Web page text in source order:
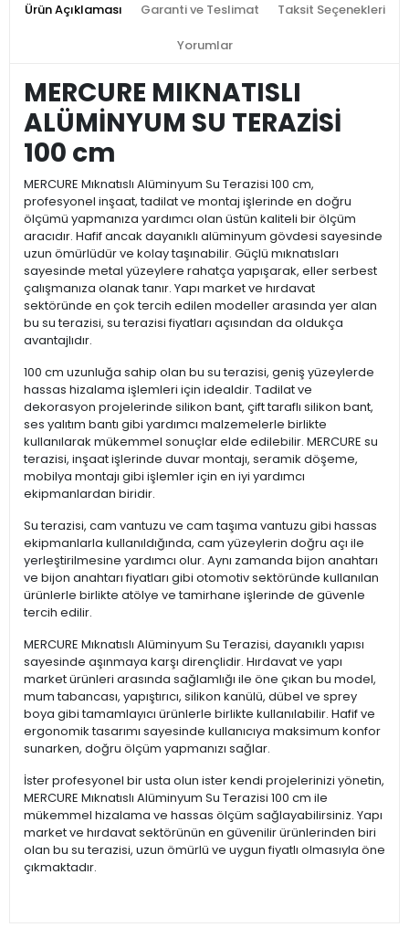
Ürün Açıklaması Garanti ve Teslimat Taksit Seçenekleri
Yorumlar
MERCURE MIKNATISLI
ALÜMİNYUM SU TERAZİSİ
100 cm
MERCURE Mıknatıslı Alüminyum Su Terazisi 100 cm,
profesyonel inşaat, tadilat ve montaj işlerinde en doğru
ölçümü yapmanıza yardımcı olan üstün kaliteli bir ölçüm
aracıdır. Hafif ancak dayanıklı alüminyum gövdesi sayesinde
uzun ömürlüdür ve kolay taşınabilir. Güçlü mıknatısları
sayesinde metal yüzeylere rahatça yapışarak, eller serbest
çalışmanıza olanak tanır. Yapı market ve hırdavat
sektöründe en çok tercih edilen modeller arasında yer alan
bu su terazisi, su terazisi fiyatları açısından da oldukça
avantajlıdır.
100 cm uzunluğa sahip olan bu su terazisi, geniş yüzeylerde
hassas hizalama işlemleri için idealdir. Tadilat ve
dekorasyon projelerinde silikon bant, çift taraflı silikon bant,
ses yalıtım bantı gibi yardımcı malzemelerle birlikte
kullanılarak mükemmel sonuçlar elde edilebilir. MERCURE su
terazisi, inşaat işlerinde duvar montajı, seramik döşeme,
mobilya montajı gibi işlemler için en iyi yardımcı
ekipmanlardan biridir.
Su terazisi, cam vantuzu ve cam taşıma vantuzu gibi hassas
ekipmanlarla kullanıldığında, cam yüzeylerin doğru açı ile
yerleştirilmesine yardımcı olur. Aynı zamanda bijon anahtarı
ve bijon anahtarı fiyatları gibi otomotiv sektöründe kullanılan
ürünlerle birlikte atölye ve tamirhane işlerinde de güvenle
tercih edilir.
MERCURE Mıknatıslı Alüminyum Su Terazisi, dayanıklı yapısı
sayesinde aşınmaya karşı dirençlidir. Hırdavat ve yapı
market ürünleri arasında sağlamlığı ile öne çıkan bu model,
mum tabancası, yapıştırıcı, silikon kanülü, dübel ve sprey
boya gibi tamamlayıcı ürünlerle birlikte kullanılabilir. Hafif ve
ergonomik tasarımı sayesinde kullanıcıya maksimum konfor
sunarken, doğru ölçüm yapmanızı sağlar.
İster profesyonel bir usta olun ister kendi projelerinizi yönetin,
MERCURE Mıknatıslı Alüminyum Su Terazisi 100 cm ile
mükemmel hizalama ve hassas ölçüm sağlayabilirsiniz. Yapı
market ve hırdavat sektörünün en güvenilir ürünlerinden biri
olan bu su terazisi, uzun ömürlü ve uygun fiyatlı olmasıyla öne
çıkmaktadır.